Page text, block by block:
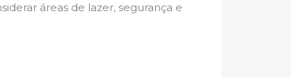
áreas de lazer, segurança e